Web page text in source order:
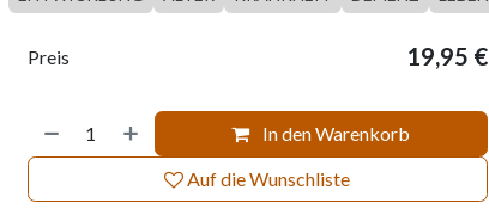
In den Warenkorb
Auf die Wunschliste
Preis 19,95 €